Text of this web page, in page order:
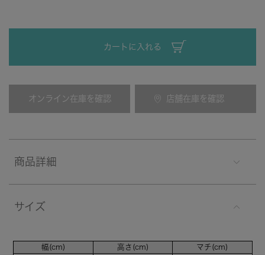
カートに入れる
オンライン在庫を確認 店舗在庫を確認
商品詳細
サイズ
幅(cm) 高さ(cm) マチ(cm)